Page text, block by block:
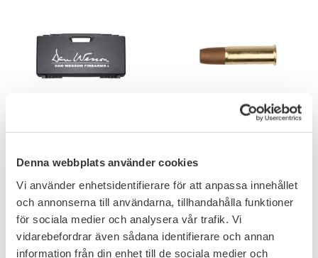
Denna webbplats använder cookies
Vi använder enhetsidentifierare för att anpassa innehållet
och annonserna till användarna, tillhandahålla funktioner
för sociala medier och analysera vår trafik. Vi
vidarebefordrar även sådana identifierare och annan
information från din enhet till de sociala medier och
Vapenväska Plast
399
Lägg till i favoriter
4,5mm Cartridge 25-
Pack
449